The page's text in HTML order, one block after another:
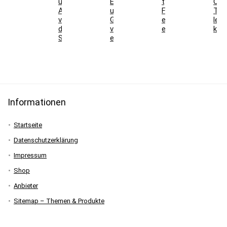
Ausdauer
vor
der
Skisaison
und
Genusscarver
verständlich
erklärt
Fehler
einfach
erklärt
Informationen
Startseite
Datenschutzerklärung
Impressum
Shop
Anbieter
Sitemap – Themen & Produkte